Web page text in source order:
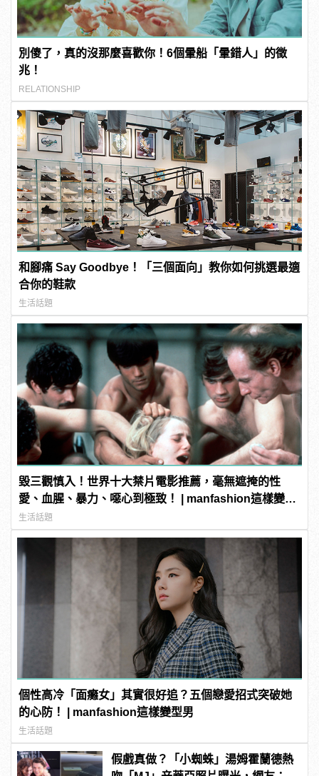
別傻了，真的沒那麼喜歡你！6個暈船「暈錯人」的徵
兆！
RELATIONSHIP
和腳痛 Say Goodbye！「三個面向」教你如何挑選最適
合你的鞋款
生活話題
毀三觀慎入！世界十大禁片電影推薦，毫無遮掩的性
愛、血腥、暴力、噁心到極致！ | manfashion這樣變型
男
生活話題
個性高冷「面癱女」其實很好追？五個戀愛招式突破她
的心防！ | manfashion這樣變型男
生活話題
假戲真做？「小蜘蛛」湯姆霍蘭德熱